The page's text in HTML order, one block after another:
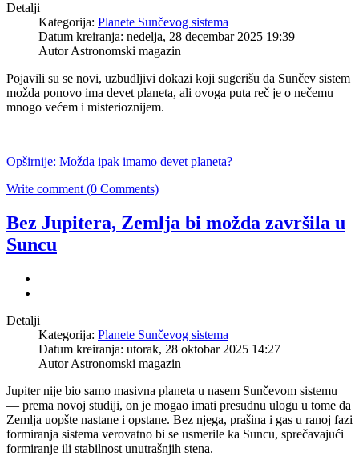
Detalji
Kategorija: Planete Sunčevog sistema
Datum kreiranja: nedelja, 28 decembar 2025 19:39
Autor Astronomski magazin
Pojavili su se novi, uzbudljivi dokazi koji sugerišu da Sunčev sistem
možda ponovo ima devet planeta, ali ovoga puta reč je o nečemu
mnogo većem i misterioznijem.
Opširnije: Možda ipak imamo devet planeta?
Write comment (0 Comments)
Bez Jupitera, Zemlja bi možda završila u
Suncu
Detalji
Kategorija: Planete Sunčevog sistema
Datum kreiranja: utorak, 28 oktobar 2025 14:27
Autor Astronomski magazin
Jupiter nije bio samo masivna planeta u nasem Sunčevom sistemu
— prema novoj studiji, on je mogao imati presudnu ulogu u tome da
Zemlja uopšte nastane i opstane. Bez njega, prašina i gas u ranoj fazi
formiranja sistema verovatno bi se usmerile ka Suncu, sprečavajući
formiranje ili stabilnost unutrašnjih stena.